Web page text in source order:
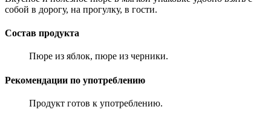
собой в дорогу, на прогулку, в гости.
Состав продукта
Пюре из яблок, пюре из черники.
Рекомендации по употреблению
Продукт готов к употреблению.